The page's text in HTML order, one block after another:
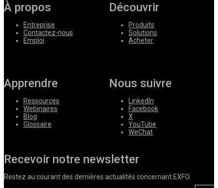
À propos
Entreprise
Contactez-nous
Emploi
Découvrir
Produits
Solutions
Acheter
Apprendre
Ressources
Webinaires
Blog
Glossaire
Nous suivre
LinkedIn
Facebook
X
YouTube
WeChat
Recevoir notre newsletter
Restez au courant des dernières actualités concernant EXFO.